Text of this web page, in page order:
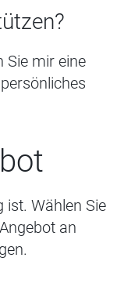
Sie mir eine
ist. Wählen Sie
an